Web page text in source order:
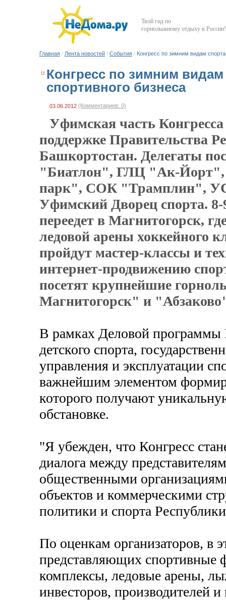
Твой гид по
горнолыжному отдыху в России!
Главная / Лента новостей / События / Конгресс по зимним видам
Конгресс по зимним
спортивного бизнеса
03.06.2012 (Комментариев: 0)
Уфимская часть
поддержке Правительства
Башкортостан. Делегаты
"Биатлон", ГЛЦ "Ак-
парк", СОК "Трамплин",
Уфимский Дворец спорта.
переедет в Магнитогорск,
ледовой арены хоккейного
пройдут мастер-классы и
интернет-продвижению
посетят крупнейшие
Магнитогорск" и
В рамках Деловой программы
детского спорта,
управления и эксплуатации
важнейшим элементом
которого получают
обстановке.
"Я убежден, что Конгресс
диалога между
общественными
объектов и коммерческими
политики и спорта
По оценкам организаторов, в
представляющих спортивные
комплексы, ледовые арены,
инвесторов, производителей